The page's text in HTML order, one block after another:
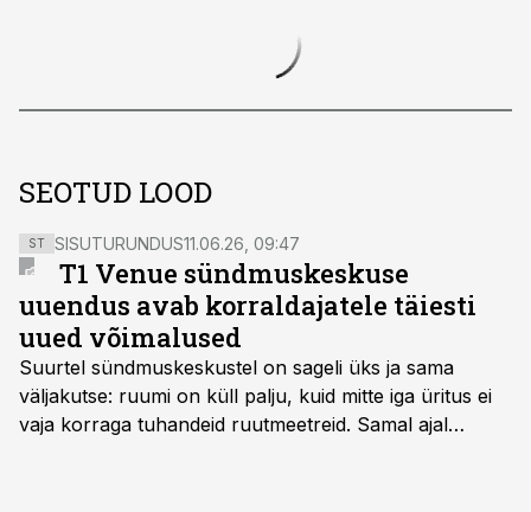
SEOTUD LOOD
ST SISUTURUNDUS11.06.26, 09:47
T1 Venue sündmuskeskuse
uuendus avab korraldajatele täiesti
uued võimalused
Suurtel sündmuskeskustel on sageli üks ja sama
väljakutse: ruumi on küll palju, kuid mitte iga üritus ei
vaja korraga tuhandeid ruutmeetreid. Samal ajal